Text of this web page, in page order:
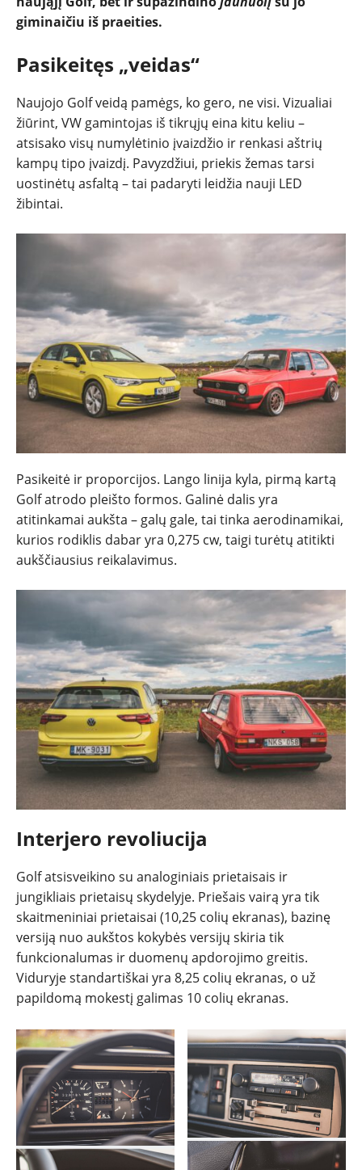
TESTAI
NAUJI
NAUDOTI
REPORTAŽAI
SPORTAS
PATARIMAI
ĮVAIRENYBĖS
giminaičiu iš praeities.
Pasikeitęs „veidas“
Naujojo Golf veidą pamėgs, ko gero, ne visi. Vizualiai
žiūrint, VW gamintojas iš tikrųjų eina kitu keliu –
atsisako visų numylėtinio įvaizdžio ir renkasi aštrių
kampų tipo įvaizdį. Pavyzdžiui, priekis žemas tarsi
uostinėtų asfaltą – tai padaryti leidžia nauji LED
žibintai.
Pasikeitė ir proporcijos. Lango linija kyla, pirmą kartą
Golf atrodo pleišto formos. Galinė dalis yra
atitinkamai aukšta – galų gale, tai tinka aerodinamikai,
kurios rodiklis dabar yra 0,275 cw, taigi turėtų atitikti
aukščiausius reikalavimus.
Interjero revoliucija
Golf atsisveikino su analoginiais prietaisais ir
jungikliais prietaisų skydelyje. Priešais vairą yra tik
skaitmeniniai prietaisai (10,25 colių ekranas), bazinę
versiją nuo aukštos kokybės versijų skiria tik
funkcionalumas ir duomenų apdorojimo greitis.
Viduryje standartiškai yra 8,25 colių ekranas, o už
papildomą mokestį galimas 10 colių ekranas.